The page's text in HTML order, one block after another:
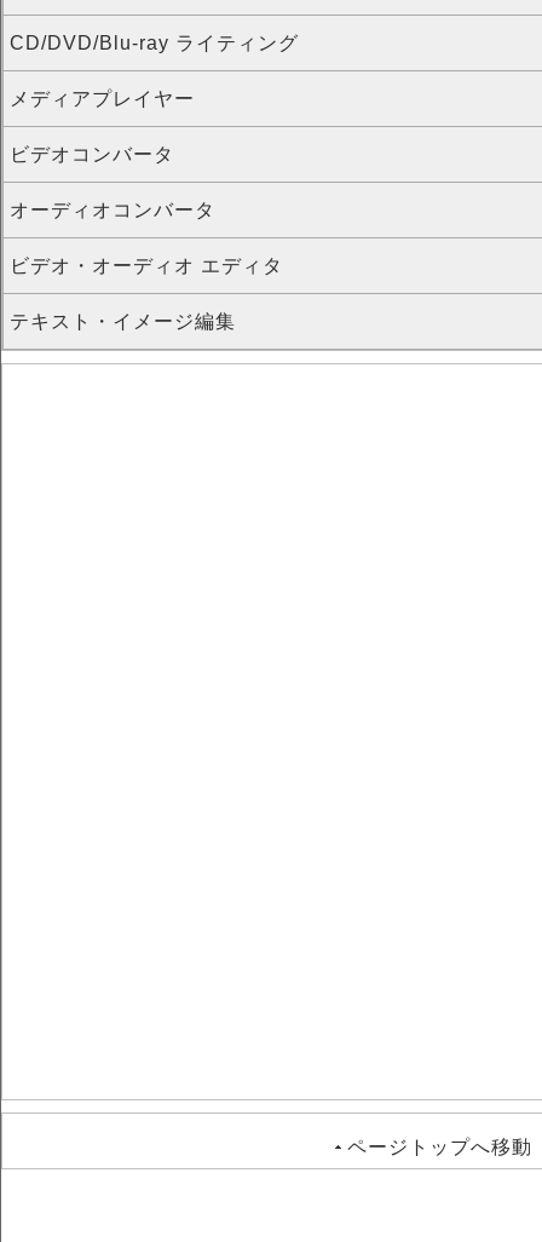
CD/DVD/Blu-ray ライティング
メディアプレイヤー
ビデオコンバータ
オーディオコンバータ
ビデオ・オーディオ エディタ
テキスト・イメージ編集
ページトップへ移動